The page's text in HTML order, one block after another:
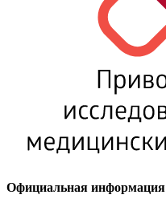
Официальная информация